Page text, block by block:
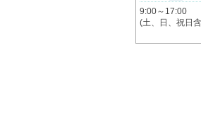
9:00～17:00
(土、日、祝日